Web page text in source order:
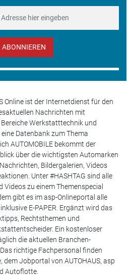
ABONNIEREN
Online ist der Internetdienst für den
Nachrichten mit
Werkstatttechnik und
Datenbank zum Thema
AUTOMOBILE bekommt der
über die wichtigsten Automarken
Bildergalerien, Videos
Unter #HASHTAG sind alle
Videos zu einem Themenspecial
gibt es im asp-Onlineportal alle
E-PAPER. Ergänzt wird das
Rechtsthemen und
Ein kostenloser
die aktuellen Branchen-
richtige Fachpersonal finden
Jobportal von AUTOHAUS, asp
Autoflotte.